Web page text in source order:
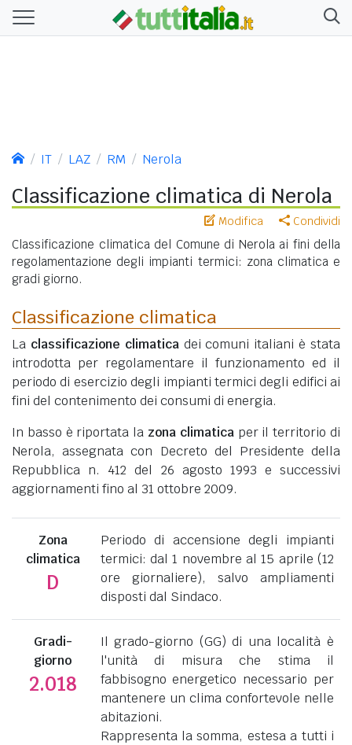
IT LAZ RM Nerola
Classificazione climatica di Nerola
Modifica Condividi
Classificazione climatica del Comune di Nerola ai fini della
regolamentazione degli impianti termici: zona climatica e
gradi giorno.
Classificazione climatica
La classificazione climaticadei comuni italiani è stata
introdotta per regolamentare il funzionamento ed il
periodo di esercizio degli impianti termici degli edifici ai
fini del contenimento dei consumi di energia.
In basso è riportata la zona climaticaper il territorio di
Nerola, assegnata con Decreto del Presidente della
Repubblica n. 412 del 26 agosto 1993 e successivi
aggiornamenti fino al 31 ottobre 2009.
Zona
climatica
D
Periodo di accensione degli impianti
termici: dal 1 novembre al 15 aprile (12
ore giornaliere), salvo ampliamenti
disposti dal Sindaco.
Gradi-
giorno
2.018
Il grado-giorno (GG) di una località è
l'unità di misura che stima il
fabbisogno energetico necessario per
mantenere un clima confortevole nelle
abitazioni.
Rappresenta la somma, estesa a tutti i